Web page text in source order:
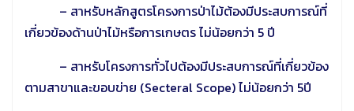
– สาหรับหลักสูตรโครงการป่าไม้ต้องมีประสบการณ์ที่
เกี่ยวข้องด้านป่าไม้หรือการเกษตร ไม่น้อยกว่า 5 ปี
– สาหรับโครงการทั่วไปต้องมีประสบการณ์ที่เกี่ยวข้อง
ตามสาขาและขอบข่าย (Secteral Scope) ไม่น้อยกว่า 5ปี